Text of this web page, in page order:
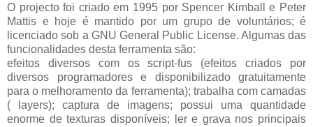
O projecto foi criado em 1995 por Spencer Kimball e Peter
Mattis e hoje é mantido por um grupo de voluntários; é
licenciado sob a GNU General Public License. Algumas das
funcionalidades desta ferramenta são:
efeitos diversos com os script-fus (efeitos criados por
diversos programadores e disponibilizado gratuitamente
para o melhoramento da ferramenta); trabalha com camadas
( layers); captura de imagens; possui uma quantidade
enorme de texturas disponíveis; ler e grava nos principais